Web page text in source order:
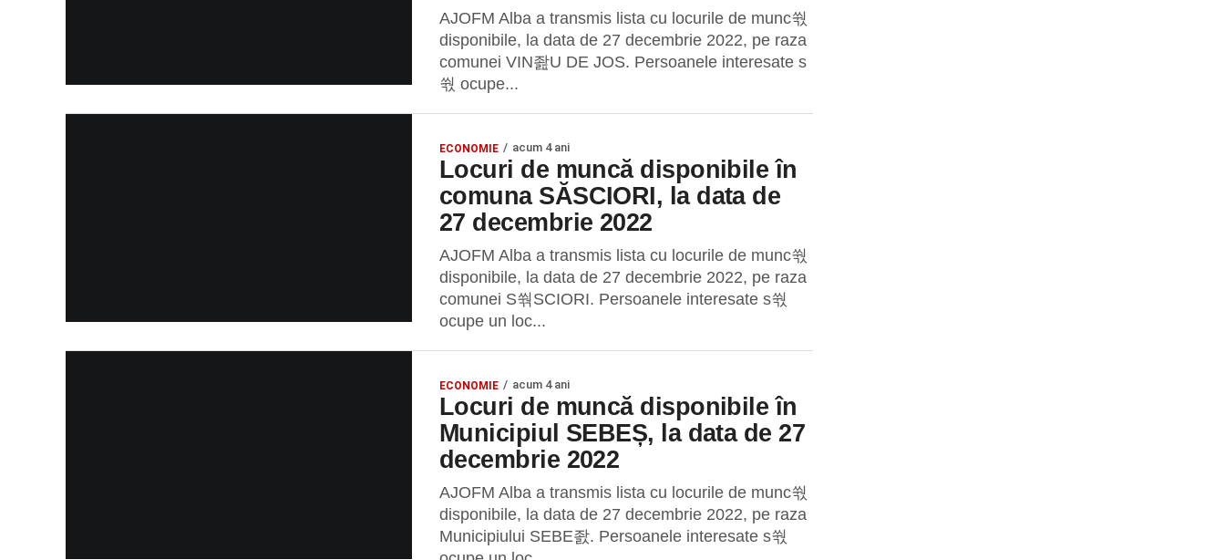
AJOFM Alba a transmis lista cu locurile de munc쒃
disponibile, la data de 27 decembrie 2022, pe raza
comunei VIN좚U DE JOS. Persoanele interesate s
쒃 ocupe...
ECONOMIE acum 4 ani
Locuri de muncă disponibile în
comuna SĂSCIORI, la data de
27 decembrie 2022
AJOFM Alba a transmis lista cu locurile de munc쒃
disponibile, la data de 27 decembrie 2022, pe raza
comunei S쒂SCIORI. Persoanele interesate s쒃
ocupe un loc...
ECONOMIE acum 4 ani
Locuri de muncă disponibile în
Municipiul SEBEȘ, la data de 27
decembrie 2022
AJOFM Alba a transmis lista cu locurile de munc쒃
disponibile, la data de 27 decembrie 2022, pe raza
Municipiului SEBE좘. Persoanele interesate s쒃